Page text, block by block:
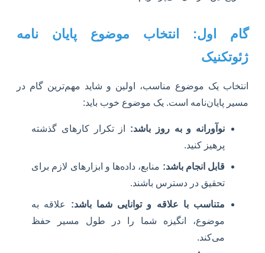
گام اول: انتخاب موضوع پایان نامه
ژئوتکنیک
انتخاب یک موضوع مناسب، اولین و شاید مهم‌ترین گام در
مسیر پایان‌نامه است. یک موضوع خوب باید:
نوآورانه و به روز باشد: از تکرار کارهای گذشته
پرهیز کنید.
قابل انجام باشد: منابع، داده‌ها و ابزارهای لازم برای
تحقیق در دسترس باشند.
متناسب با علاقه و توانایی شما باشد: علاقه به
موضوع، انگیزه شما را در طول مسیر حفظ
می‌کند.